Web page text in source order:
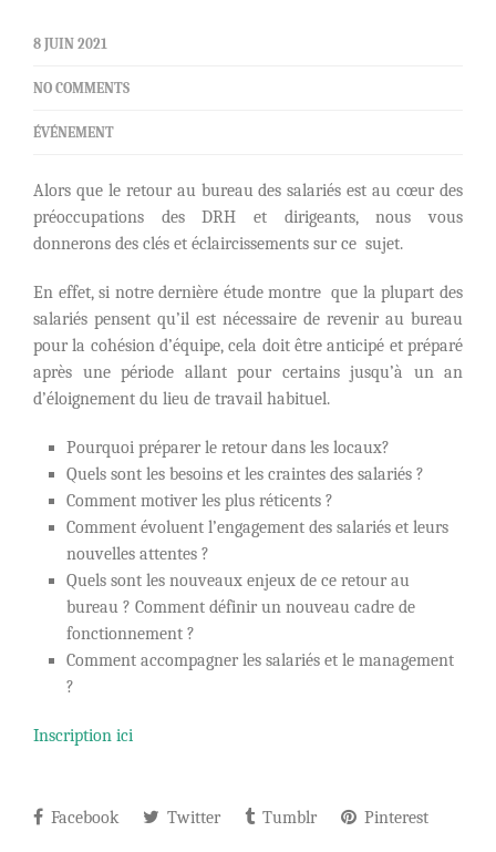
8 JUIN 2021
NO COMMENTS
ÉVÉNEMENT
Alors que le retour au bureau des salariés est au cœur des
préoccupations des DRH et dirigeants, nous vous
donnerons des clés et éclaircissements sur ce sujet.
En effet, si notre dernière étude montre que la plupart des
salariés pensent qu’il est nécessaire de revenir au bureau
pour la cohésion d’équipe, cela doit être anticipé et préparé
après une période allant pour certains jusqu’à un an
d’éloignement du lieu de travail habituel.
Pourquoi préparer le retour dans les locaux?
Quels sont les besoins et les craintes des salariés ?
Comment motiver les plus réticents ?
Comment évoluent l’engagement des salariés et leurs
nouvelles attentes ?
Quels sont les nouveaux enjeux de ce retour au
bureau ? Comment définir un nouveau cadre de
fonctionnement ?
Comment accompagner les salariés et le management
?
Inscription ici
Facebook Twitter Tumblr Pinterest